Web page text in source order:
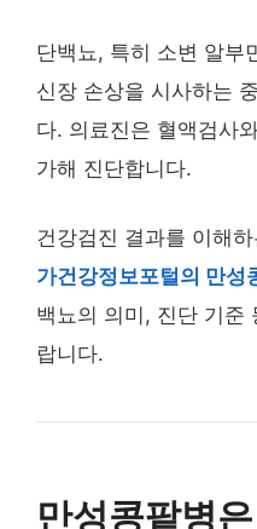
단백뇨, 특히 소변 알부
신장 손상을 시사하는
다. 의료진은 혈액검사
가해 진단합니다.
건강검진 결과를 이해
가건강정보포털의 만성
백뇨의 의미, 진단 기준
랍니다.
만성콩팥병